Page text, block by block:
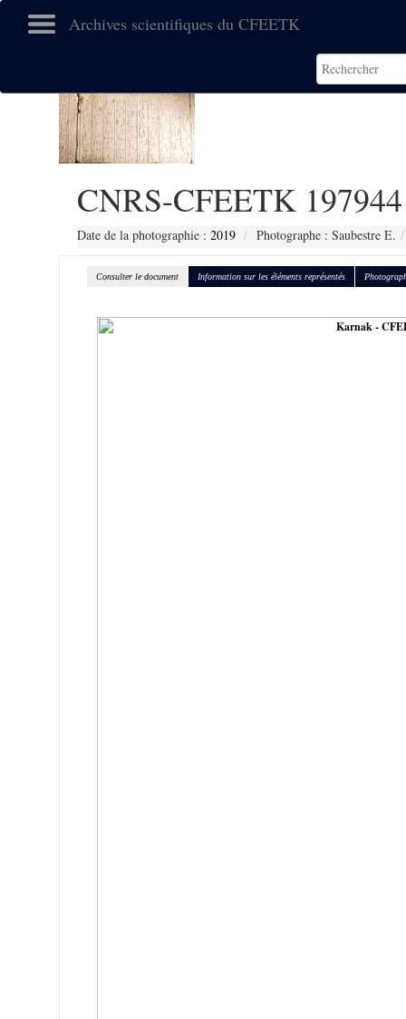
Archives scientifiques du CFEETK
CNRS-CFEETK 197944
Date de la photographie : 2019 Photographe : Saubestre E.
Consulter le document Information sur les éléments représentés